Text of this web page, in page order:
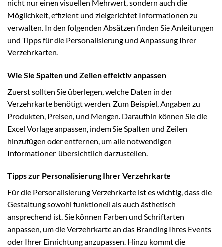
nicht nur einen visuellen Mehrwert, sondern auch die
Möglichkeit, effizient und zielgerichtet Informationen zu
verwalten. In den folgenden Absätzen finden Sie Anleitungen
und Tipps für die Personalisierung und Anpassung Ihrer
Verzehrkarten.
Wie Sie Spalten und Zeilen effektiv anpassen
Zuerst sollten Sie überlegen, welche Daten in der
Verzehrkarte benötigt werden. Zum Beispiel, Angaben zu
Produkten, Preisen, und Mengen. Daraufhin können Sie die
Excel Vorlage anpassen, indem Sie Spalten und Zeilen
hinzufügen oder entfernen, um alle notwendigen
Informationen übersichtlich darzustellen.
Tipps zur Personalisierung Ihrer Verzehrkarte
Für die Personalisierung Verzehrkarte ist es wichtig, dass die
Gestaltung sowohl funktionell als auch ästhetisch
ansprechend ist. Sie können Farben und Schriftarten
anpassen, um die Verzehrkarte an das Branding Ihres Events
oder Ihrer Einrichtung anzupassen. Hinzu kommt die